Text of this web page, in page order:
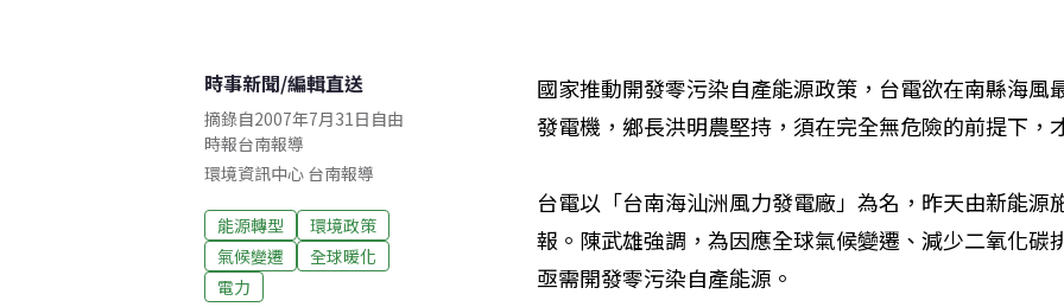
時事新聞/編輯直送
摘錄自2007年7月31日自由
時報台南報導
環境資訊中心 台南報導
能源轉型
環境政策
氣候變遷
全球暖化
電力
國家推動開發零污染自產能源政策，台電欲在南縣海風
發電機，鄉長洪明農堅持，須在完全無危險的前提下，
台電以「台南海汕洲風力發電廠」為名，昨天由新能
報。陳武雄強調，為因應全球氣候變遷、減少二氧化碳
亟需開發零污染自產能源。